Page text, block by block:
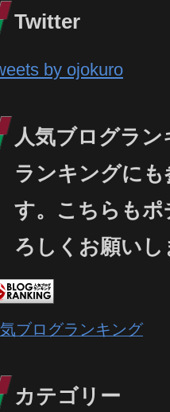
Twitter
by ojokuro
人気ブログラン
ランキングにも
す。こちらもポ
ろしくお願いし
ブログランキング
カテゴリー